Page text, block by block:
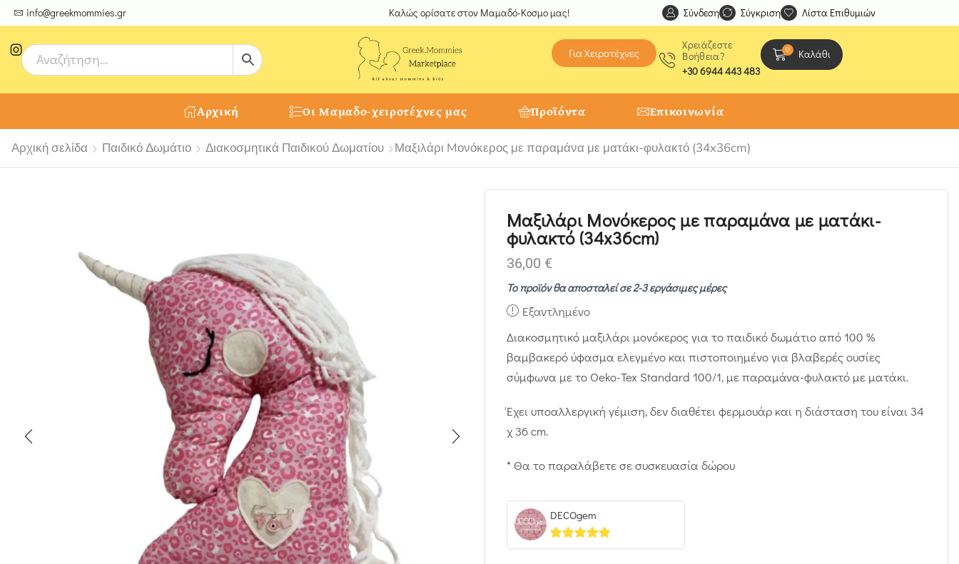
info@greekmommies.gr
μοναδικές δημιουργίες από τους Χειροτέχνες μας! Καλώς ορίσατε στον Μαμαδό-Κοσμο μας! Ανακαλύψτε μοναδικές δημιουργίες από τους
Σύνδεση Σύγκριση Λίστα Επιθυμιών
Για Χειροτέχνες
Χρειάζεστε
Βοήθεια?
+30 6944 443 483
0 Καλάθι
Αρχική Οι Μαμαδο-χειροτέχνες μας Προϊόντα Επικοινωνία
Αρχική σελίδα Παιδικό Δωμάτιο Διακοσμητικά Παιδικού Δωματίου Μαξιλάρι Mονόκερος με παραμάνα με ματάκι-φυλακτό (34x36cm)
Μαξιλάρι Mονόκερος με παραμάνα με ματάκι-
φυλακτό (34x36cm)
36,00 €
Το προϊόν θα αποσταλεί σε 2-3 εργάσιμες μέρες
Εξαντλημένο
Διακοσμητικό μαξιλάρι μονόκερος για το παιδικό δωμάτιο από 100 %
βαμβακερό ύφασμα ελεγμένο και πιστοποιημένο για βλαβερές ουσίες
σύμφωνα με το Oeko-Tex Standard 100/1, με παραμάνα-φυλακτό με ματάκι.
Έχει υποαλλεργική γέμιση, δεν διαθέτει φερμουάρ και η διάσταση του είναι 34
χ 36 cm.
* Θα το παραλάβετε σε συσκευασία δώρου
DECOgem
5out of 5